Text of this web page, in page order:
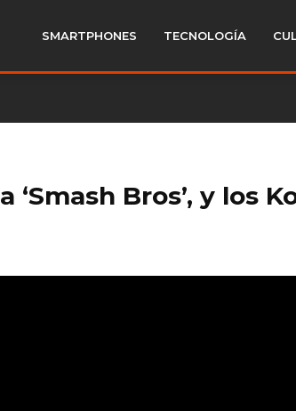
SMARTPHONES TECNOLOGÍA
Bros’, y los